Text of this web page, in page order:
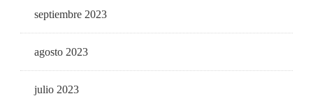
septiembre 2023
agosto 2023
julio 2023